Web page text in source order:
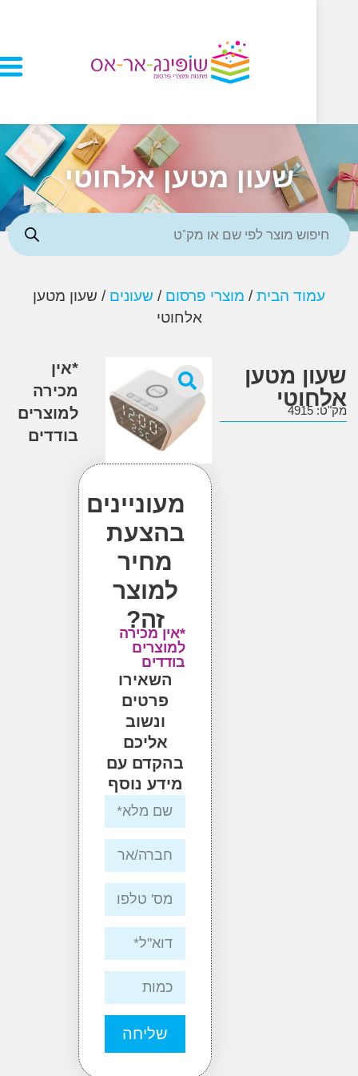
שעון מטען אלחוטי
הבית/מוצרי פרסום /שעונים/ שעון מטען
אלחוטי
מטען
מעוניינים
בהצעת
מחיר
למוצר
*אין מכירה
למוצרים
בודדים
השאירו
פרטים
אליכם
בהקדם עם
מידע נוסף
שליחה
מכירה
למוצרים
בודדים